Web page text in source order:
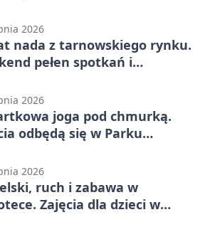
2026
nada z tarnowskiego rynku.
pełen spotkań i
2026
joga pod chmurką.
odbędą się w Parku
2026
ruch i zabawa w
Zajęcia dla dzieci w